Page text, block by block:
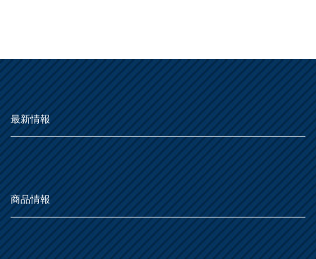
最新情報
商品情報